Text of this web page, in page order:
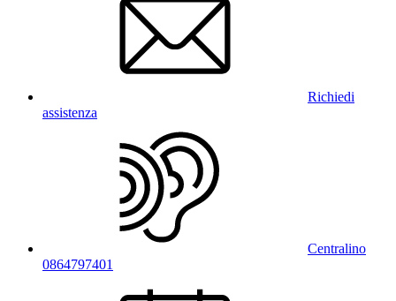
Richiedi
assistenza
Centralino
0864797401